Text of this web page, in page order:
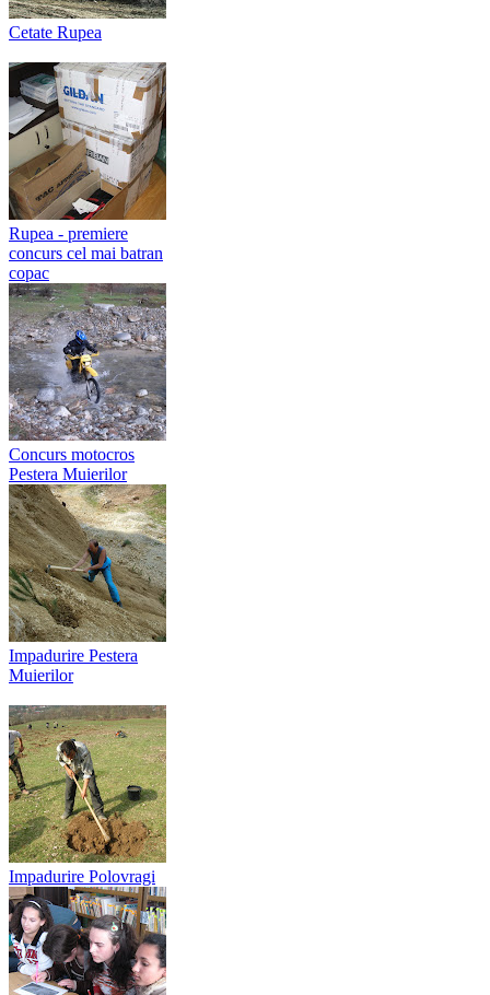
Cetate Rupea
Rupea - premiere
concurs cel mai batran
copac
Concurs motocros
Pestera Muierilor
Impadurire Pestera
Muierilor
Impadurire Polovragi